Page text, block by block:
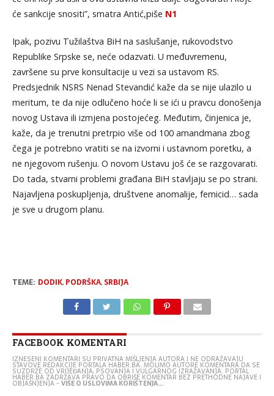
će sankcije snositi”, smatra Antić,piše N1
Ipak, pozivu Tužilaštva BiH na saslušanje, rukovodstvo
Republike Srpske se, neće odazvati. U međuvremenu,
završene su prve konsultacije u vezi sa ustavom RS.
Predsjednik NSRS Nenad Stevandić kaže da se nije ulazilo u
meritum, te da nije odlučeno hoće li se ići u pravcu donošenja
novog Ustava ili izmjena postojećeg. Međutim, činjenica je,
kaže, da je trenutni pretrpio više od 100 amandmana zbog
čega je potrebno vratiti se na izvorni i ustavnom poretku, a
ne njegovom rušenju. O novom Ustavu još će se razgovarati.
Do tada, stvarni problemi građana BiH stavljaju se po strani.
Najavljena poskupljenja, društvene anomalije, femicid… sada
je sve u drugom planu.
TEME: DODIK, PODRŠKA, SRBIJA
FACEBOOK KOMENTARI
IZNESENI KOMENTARI SU PRIVATNA MIŠLJENJA AUTORA I NE ODRAŽAVAJU
STAVOVE REDAKCIJE PORTALA HABER.BA. MOLIMO AUTORE KOMENTARA DA SE
SUZDRŽE OD VRIJEĐANJA, PSOVANJA I VULGARNOG IZRAŽAVANJA. PORTAL
HABER.BA ZADRŽAVA PRAVO DA OBRIŠE KOMENTAR BEZ PRETHODNE NAJAVE I
OBJAŠNJENJA -VIŠE O USLOVIMA KORIŠTENJA...